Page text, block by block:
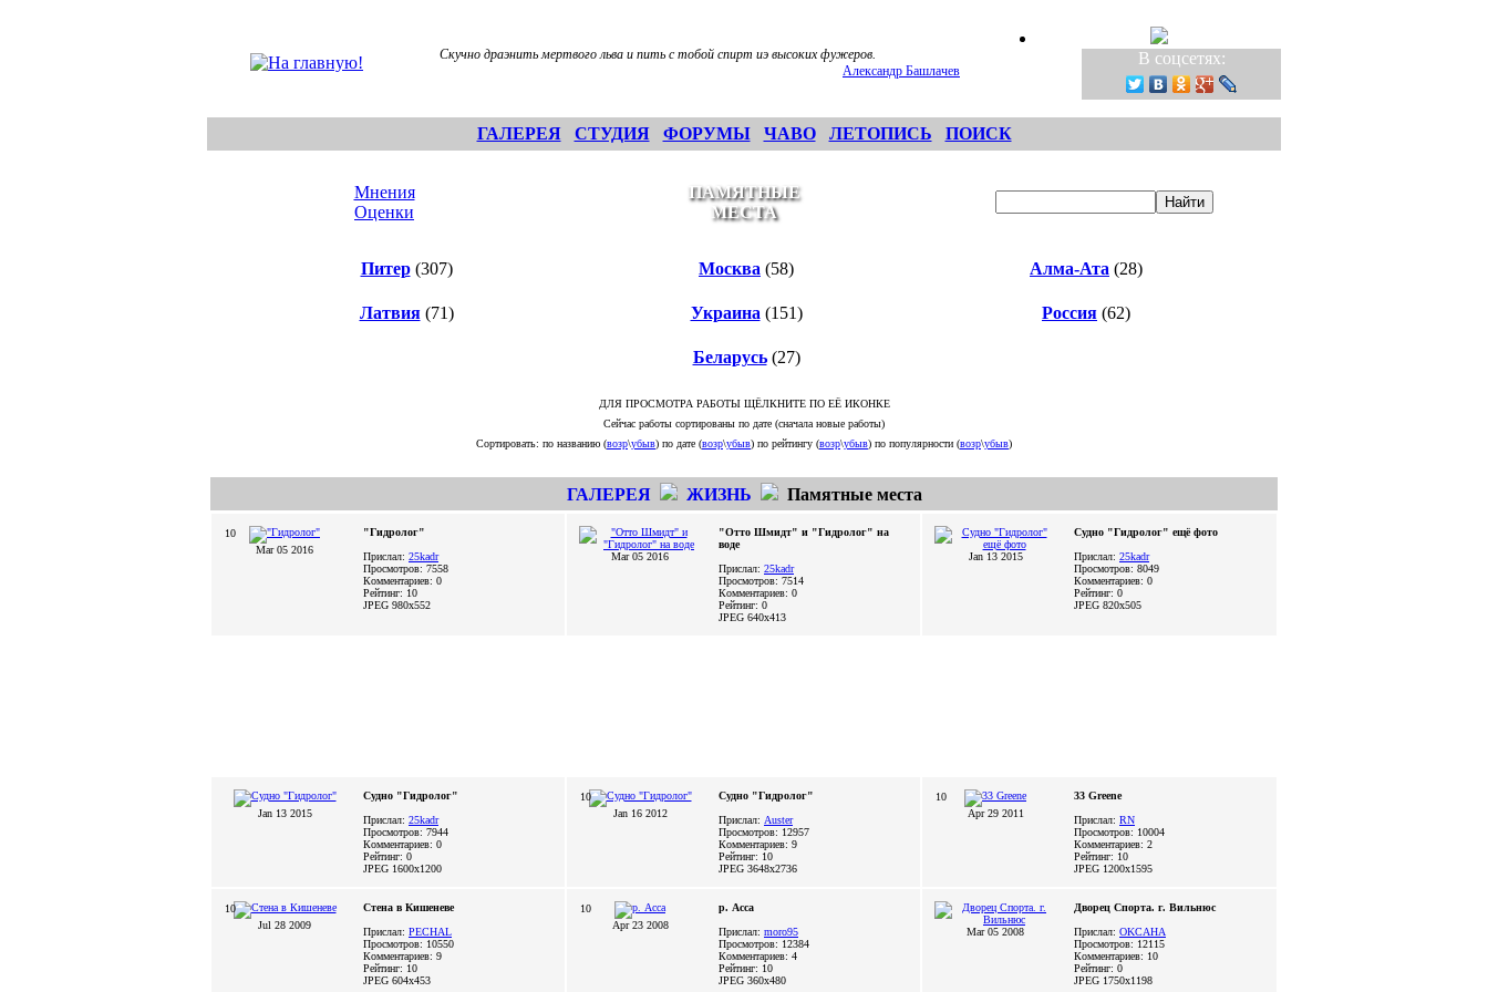
Скучно драэнить мертвого льва и пить с тобой спирт иэ высоких фужеров.
Александр Башлачев
В соцсетях:
ГАЛЕРЕЯ СТУДИЯ ФОРУМЫ ЧАВО ЛЕТОПИСЬ ПОИСК
Мнения
Оценки
ПАМЯТНЫЕ
МЕСТА
Питер(307) Москва (58) Алма-Ата (28)
Латвия(71) Украина (151) Россия (62)
Беларусь(27)
ДЛЯ ПРОСМОТРА РАБОТЫ ЩЁЛКНИТЕ ПО ЕЁ ИКОНКЕ
Сейчас работы сортированы по дате (сначала новые работы)
Сортировать: по названию (возр\убыв) по дате (возр\убыв) по рейтингу (возр\убыв) по популярности (возр\убыв)
ГАЛЕРЕЯ ЖИЗНЬ Памятные места
10
Mar 05 2016
"Гидролог"
Прислал: 25kadr
Просмотров: 7558
Комментариев: 0
Рейтинг: 10
JPEG 980x552
Mar 05 2016
"Отто Шмидт" и "Гидролог" на
воде
Прислал: 25kadr
Просмотров: 7514
Комментариев: 0
Рейтинг: 0
JPEG 640x413
Jan 13 2015
Судно "Гидролог" ещё фото
Прислал: 25kadr
Просмотров: 8049
Комментариев: 0
Рейтинг: 0
JPEG 820x505
Jan 13 2015
Судно "Гидролог"
Прислал: 25kadr
Просмотров: 7944
Комментариев: 0
Рейтинг: 0
JPEG 1600x1200
10
Jan 16 2012
Судно "Гидролог"
Прислал: Auster
Просмотров: 12957
Комментариев: 9
Рейтинг: 10
JPEG 3648x2736
10
Apr 29 2011
33 Greene
Прислал: RN
Просмотров: 10004
Комментариев: 2
Рейтинг: 10
JPEG 1200x1595
10
Jul 28 2009
Стена в Кишеневе
Прислал: PECHAL
Просмотров: 10550
Комментариев: 9
Рейтинг: 10
JPEG 604x453
10
Apr 23 2008
p. Асса
Прислал: moro95
Просмотров: 12384
Комментариев: 4
Рейтинг: 10
JPEG 360x480
Mar 05 2008
Дворец Спорта. г. Вильнюс
Прислал: OKCAHA
Просмотров: 12115
Комментариев: 10
Рейтинг: 0
JPEG 1750x1198